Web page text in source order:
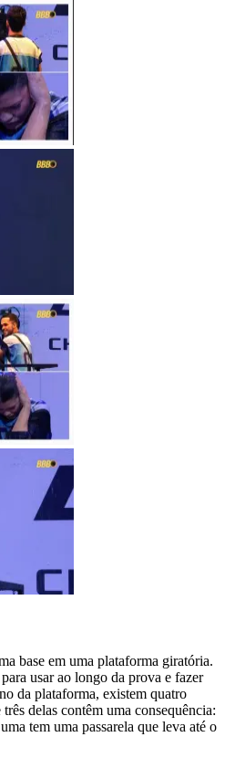
base em uma plataforma giratória.
usar ao longo da prova e fazer
da plataforma, existem quatro
delas contêm uma consequência:
tem uma passarela que leva até o